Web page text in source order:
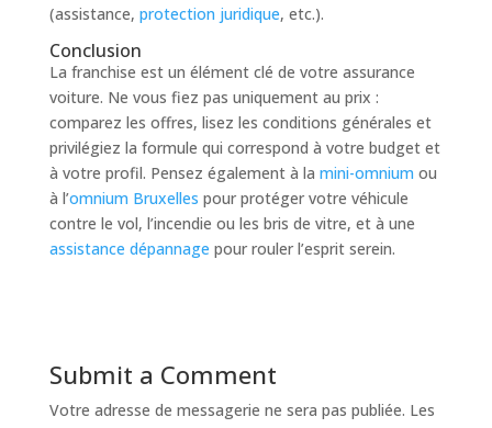
(assistance, protection juridique, etc.).
Conclusion
La franchise est un élément clé de votre assurance
voiture. Ne vous fiez pas uniquement au prix :
comparez les offres, lisez les conditions générales et
privilégiez la formule qui correspond à votre budget et
à votre profil. Pensez également à la mini-omnium ou
à l’omnium Bruxelles pour protéger votre véhicule
contre le vol, l’incendie ou les bris de vitre, et à une
assistance dépannage pour rouler l’esprit serein.
Submit a Comment
Votre adresse de messagerie ne sera pas publiée. Les